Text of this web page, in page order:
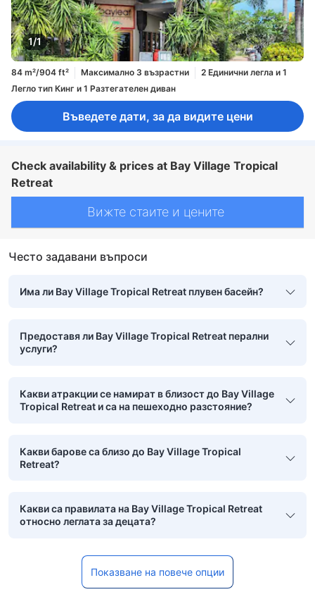
1/1
84 m²/904 ft² Максимално 3 възрастни
2 Единични легла и 1
Легло тип Кинг и 1 Разтегателен диван
Въведете дати, за да видите цени
Check availability & prices at Bay Village Tropical
Retreat
Вижте стаите и цените
Често задавани въпроси
Има ли Bay Village Tropical Retreat плувен басейн?
Предоставя ли Bay Village Tropical Retreat перални
услуги?
Какви атракции се намират в близост до Bay Village
Tropical Retreat и са на пешеходно разстояние?
Какви барове са близо до Bay Village Tropical
Retreat?
Какви са правилата на Bay Village Tropical Retreat
относно леглата за децата?
Показване на повече опции